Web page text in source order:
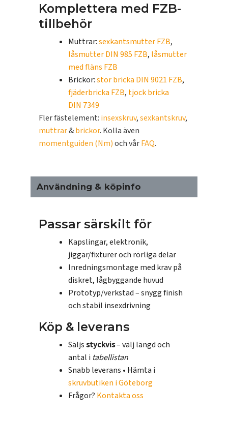
Komplettera med FZB-
tillbehör
Muttrar:sexkantsmutter FZB,
låsmutter DIN 985 FZB, låsmutter
med fläns FZB
Brickor:stor bricka DIN 9021 FZB,
fjäderbricka FZB, tjock bricka
DIN 7349
Fler fästelement: insexskruv,sexkantskruv,
muttrar&brickor. Kolla även
momentguiden (Nm)och vårFAQ.
Användning & köpinfo
Passar särskilt för
Kapslingar, elektronik,
jiggar/fixturer och rörliga delar
Inredningsmontage med krav på
diskret, lågbyggande huvud
Prototyp/verkstad – snygg finish
och stabil insexdrivning
Köp & leverans
Säljsstyckvis– välj längd och
antal i tabellistan
Snabb leverans • Hämta i
skruvbutiken i Göteborg
Frågor? Kontakta oss